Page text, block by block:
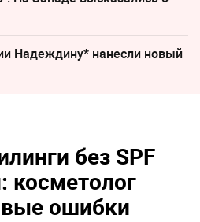
Надеждину* нанесли новый
без SPF
косметолог
ошибки